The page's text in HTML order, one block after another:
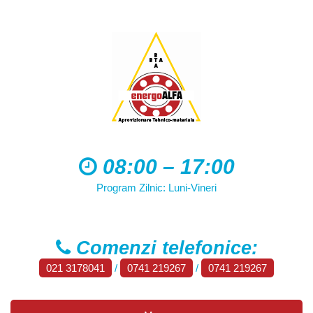
08:00 – 17:00
Program Zilnic: Luni-Vineri
Comenzi telefonice:
021 3178041 / 0741 219267 / 0741 219267